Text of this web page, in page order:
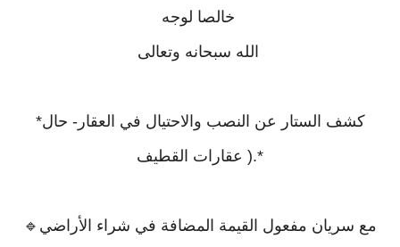
*كشف الستار عن النصب والاحتيال في العقار- حال
عقارات القطيف ).*
🔹مع سريان مفعول القيمة المضافة في شراء الأراضي